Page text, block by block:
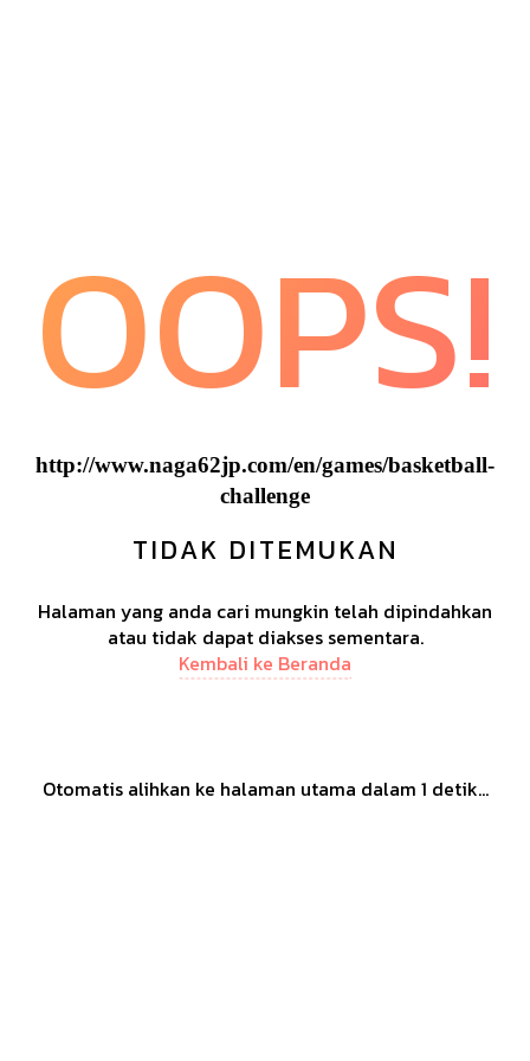
OOPS!
http://www.naga62jp.com/en/games/basketball-
challenge
TIDAK DITEMUKAN
Halaman yang anda cari mungkin telah dipindahkan
atau tidak dapat diakses sementara.
Kembali ke Beranda
Otomatis alihkan ke halaman utama dalam 1 detik...